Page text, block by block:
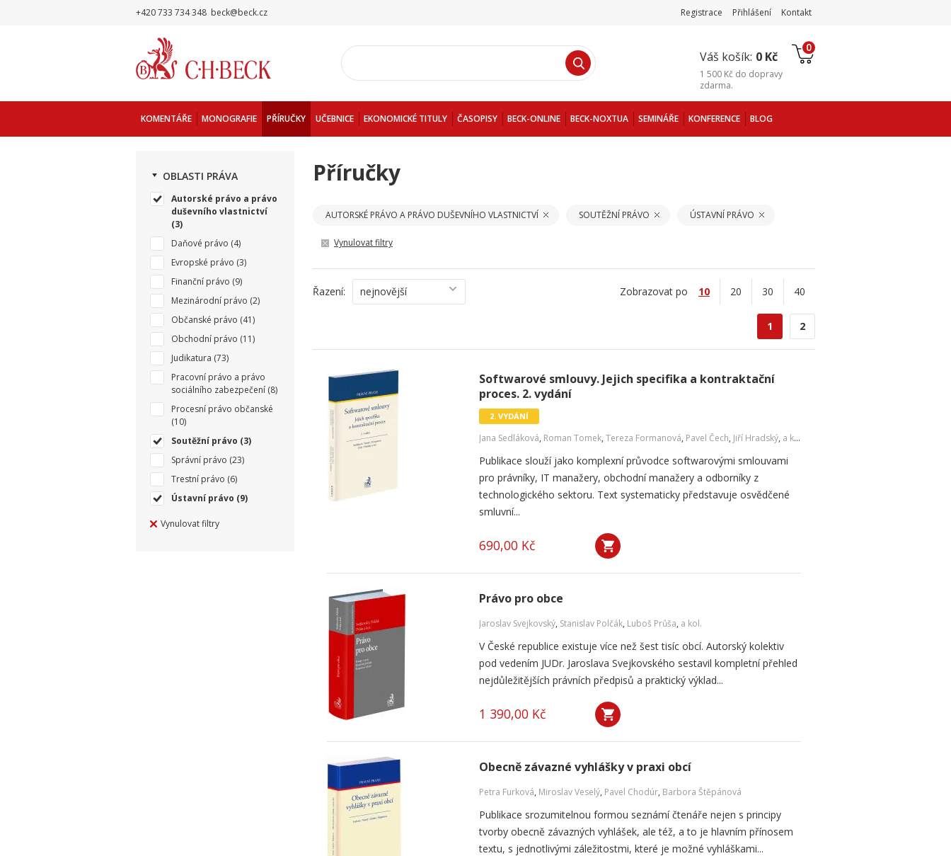
+420 733 734 348 beck@beck.cz Registrace Přihlášení Kontakt
Váš košík: 0 Kč
0
1 500 Kč do dopravy
zdarma.
KOMENTÁŘE MONOGRAFIE PŘÍRUČKY UČEBNICE EKONOMICKÉ TITULY ČASOPISY BECK-ONLINE BECK-NOXTUA SEMINÁŘE KONFERENCE BLOG
OBLASTI PRÁVA
Autorské právo a právo
duševního vlastnictví
(3)
Daňové právo (4)
Evropské právo (3)
Finanční právo (9)
Mezinárodní právo (2)
Občanské právo (41)
Obchodní právo (11)
Judikatura (73)
Pracovní právo a právo
sociálního zabezpečení (8)
Procesní právo občanské
(10)
Soutěžní právo (3)
Správní právo (23)
Trestní právo (6)
Ústavní právo (9)
Vynulovat filtry
Příručky
AUTORSKÉ PRÁVO A PRÁVO DUŠEVNÍHO VLASTNICTVÍ SOUTĚŽNÍ PRÁVO ÚSTAVNÍ PRÁVO
Vynulovat filtry
Řazení: nejnovější Zobrazovat po 10 20 30 40
1 2
Softwarové smlouvy. Jejich specifika a kontraktační
proces. 2. vydání
2. VYDÁNÍ
Jana Sedláková, Roman Tomek, Tereza Formanová, Pavel Čech, Jiří Hradský, a kol.
Publikace slouží jako komplexní průvodce softwarovými smlouvami
pro právníky, IT manažery, obchodní manažery a odborníky z
technologického sektoru. Text systematicky představuje osvědčené
smluvní...
690,00 Kč
Právo pro obce
Jaroslav Svejkovský, Stanislav Polčák, Luboš Průša, a kol.
V České republice existuje více než šest tisíc obcí. Autorský kolektiv
pod vedením JUDr. Jaroslava Svejkovského sestavil kompletní přehled
nejdůležitějších právních předpisů a praktický výklad...
1 390,00 Kč
Obecně závazné vyhlášky v praxi obcí
Petra Furková, Miroslav Veselý, Pavel Chodúr, Barbora Štěpánová
Publikace srozumitelnou formou seznámí čtenáře nejen s principy
tvorby obecně závazných vyhlášek, ale též, a to je hlavním přínosem
textu, s jednotlivými záležitostmi, které je možné vyhláškami...